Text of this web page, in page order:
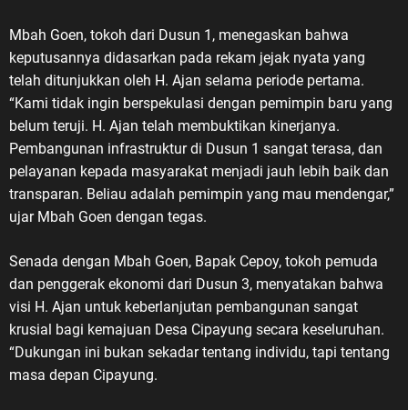
memahami secara utuh sejarah
Veteran Republik Indonesia
maupun keberadaan Legiun
Veteran Republik Indonesia (LVRI)
sebagai wadah perjuangan dan
pengabdian para veteran. “Masih
banyak masyarakat, pelajar dan
generasi muda yang belum
memahami tentang Veteran
Republik Indonesia dalam wadah
LVRI. Karena itu, sejarah
perjuangan para veteran harus
terus disampaikan dan diwariskan
kepada generasi penerus,” ujar
ASDO. 10 Agustus dan Jejak
Sejarah Veteran Nasional ASDO
menjelaskan, Hari Veteran Nasional
​Mbah Goen, tokoh dari Dusun 1, menegaskan bahwa
keputusannya didasarkan pada rekam jejak nyata yang
telah ditunjukkan oleh H. Ajan selama periode pertama.
“Kami tidak ingin berspekulasi dengan pemimpin baru yang
belum teruji. H. Ajan telah membuktikan kinerjanya.
Pembangunan infrastruktur di Dusun 1 sangat terasa, dan
pelayanan kepada masyarakat menjadi jauh lebih baik dan
transparan. Beliau adalah pemimpin yang mau mendengar,”
ujar Mbah Goen dengan tegas.
​Senada dengan Mbah Goen, Bapak Cepoy, tokoh pemuda
dan penggerak ekonomi dari Dusun 3, menyatakan bahwa
visi H. Ajan untuk keberlanjutan pembangunan sangat
krusial bagi kemajuan Desa Cipayung secara keseluruhan.
“Dukungan ini bukan sekadar tentang individu, tapi tentang
masa depan Cipayung.